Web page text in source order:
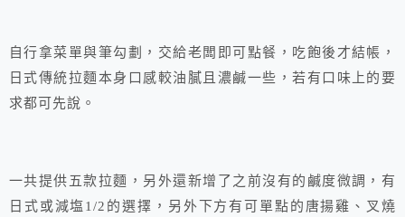
自行拿菜單與筆勾劃，交給老闆即可點餐，吃飽後才結帳，
日式傳統拉麵本身口感較油膩且濃鹹一些，若有口味上的要
求都可先說。
一共提供五款拉麵，另外還新增了之前沒有的鹹度微調，有
日式或減塩1/2的選擇，另外下方有可單點的唐揚雞、叉燒